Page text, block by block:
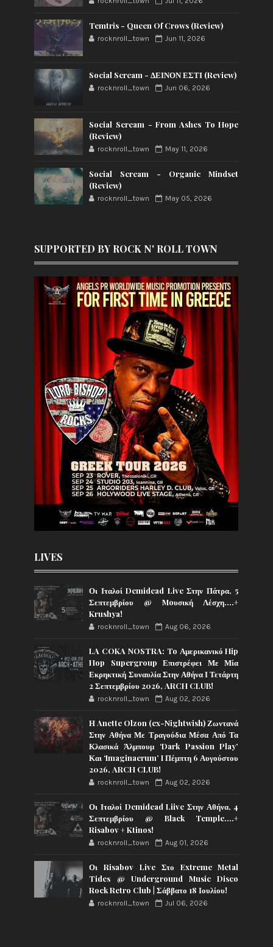
Temtris - Queen Of Crows (Review)
rocknroll_town Jun 11, 2026
Social Scream - ΔΕΙΝΟΝ ΕΣΤΙ (Review)
rocknroll_town Jun 06, 2026
Social Scream - From Ashes To Hope
(Review)
rocknroll_town May 11, 2026
Social Scream - Organic Mindset
(Review)
rocknroll_town May 05, 2026
SUPPORTED BY ROCK N' ROLL TOWN
LIVES
Οι Ιταλοί Demidead Live Στην Πάτρα, 5
Σεπτεμβρίου @ Moυσική Λέσχη….+
Krushya!
rocknroll_town Aug 06, 2026
LA COKA NOSTRA: To Αμερικανικό Hip
Hop Supergroup Επιστρέφει Με Μία
Εκρηκτική Συναυλία Στην Αθήνα Ι Τετάρτη
2 Σεπτεμβρίου 2026, ARCH CLUB!
rocknroll_town Aug 02, 2026
Η Anette Olzon (ex-Nightwish) Ζωντανά
Στην Αθήνα Με Τραγούδια Μέσα Από Τα
Κλασικά Άλμπουμ ‘Dark Passion Play’
Και ‘Imaginaerum’ I Πέμπτη 6 Αυγούστου
2026, ARCH CLUB!
rocknroll_town Aug 02, 2026
Οι Ιταλοί Demidead Liive Στην Αθήνα, 4
Σεπτεμβρίου @ Black Temple….+
Risabov + Ktinos!
rocknroll_town Aug 01, 2026
Οι Risabov Live Στο Extreme Metal
Tides @ Underground Music Disco
Rock Retro Club | Σάββατο 18 Ιουλίου!
rocknroll_town Jul 06, 2026